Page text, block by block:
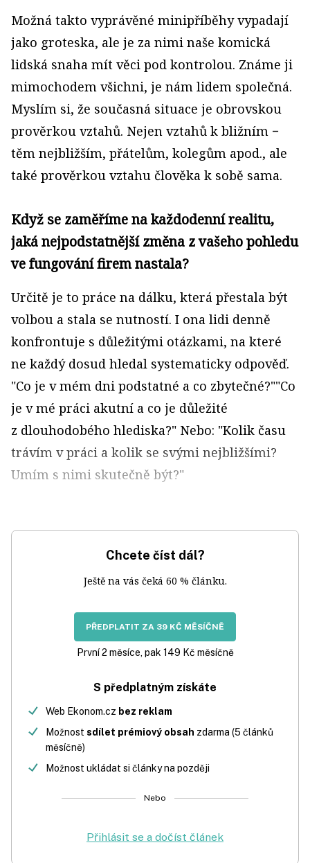
Možná takto vyprávěné minipříběhy vypadají
jako groteska, ale je za nimi naše komická
lidská snaha mít věci pod kontrolou. Známe ji
mimochodem všichni, je nám lidem společná.
Myslím si, že současná situace je obrovskou
prověrkou vztahů. Nejen vztahů k bližním −
těm nejbližším, přátelům, kolegům apod., ale
také prověrkou vztahu člověka k sobě sama.
Když se zaměříme na každodenní realitu,
jaká nejpodstatnější změna z vašeho pohledu
ve fungování firem nastala?
Určitě je to práce na dálku, která přestala být
volbou a stala se nutností. I ona lidi denně
konfrontuje s důležitými otázkami, na které
ne každý dosud hledal systematicky odpověď.
"Co je v mém dni podstatné a co zbytečné?""Co
je v mé práci akutní a co je důležité
z dlouhodobého hlediska?" Nebo: "Kolik času
trávím v práci a kolik se svými nejbližšími?
Umím s nimi skutečně být?"
Chcete číst dál?
Ještě na vás čeká 60 % článku.
PŘEDPLATIT ZA 39 KČ MĚSÍČNĚ
První 2 měsíce, pak 149 Kč měsíčně
S předplatným získáte
Web Ekonom.cz bez reklam
Možnost sdílet prémiový obsah zdarma (5 článků
měsíčně)
Možnost ukládat si články na později
Nebo
Přihlásit se a dočíst článek